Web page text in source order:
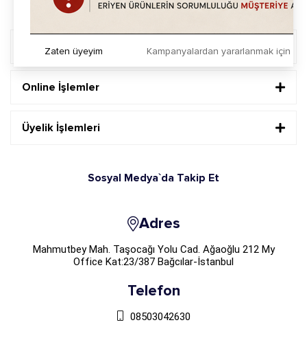
Daha Fazla Bilgi
Online İşlemler
Üyelik İşlemleri
Sosyal Medya`da Takip Et
Adres
Mahmutbey Mah. Taşocağı Yolu Cad. Ağaoğlu 212 My
Office Kat:23/387 Bağcılar-İstanbul
Telefon
08503042630
Kampanyalardan yararlanmak için
Zaten üyeyim